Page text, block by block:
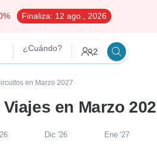
Finaliza: 12 ago., 2026
¿Cuándo? 2
en Marzo 2027
en Marzo
Dic '26 Ene '27